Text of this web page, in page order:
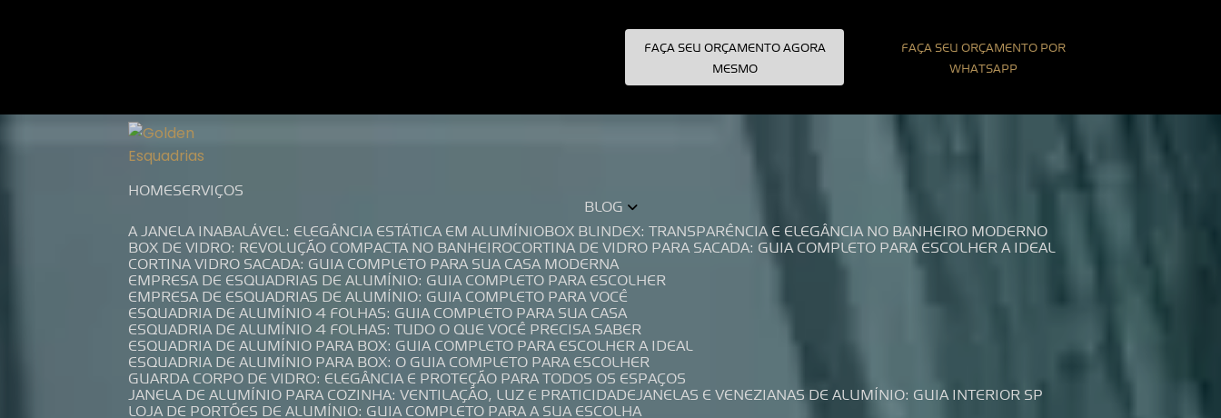
FAÇA SEU ORÇAMENTO AGORA
MESMO
FAÇA SEU ORÇAMENTO POR
WHATSAPP
HOME SERVIÇOS
BLOG
A JANELA INABALÁVEL: ELEGÂNCIA ESTÁTICA EM ALUMÍNIO BOX BLINDEX: TRANSPARÊNCIA E ELEGÂNCIA NO BANHEIRO MODERNO
BOX DE VIDRO: REVOLUÇÃO COMPACTA NO BANHEIRO CORTINA DE VIDRO PARA SACADA: GUIA COMPLETO PARA ESCOLHER A IDEAL
CORTINA VIDRO SACADA: GUIA COMPLETO PARA SUA CASA MODERNA
EMPRESA DE ESQUADRIAS DE ALUMÍNIO: GUIA COMPLETO PARA ESCOLHER
EMPRESA DE ESQUADRIAS DE ALUMÍNIO: GUIA COMPLETO PARA VOCÊ
ESQUADRIA DE ALUMÍNIO 4 FOLHAS: GUIA COMPLETO PARA SUA CASA
ESQUADRIA DE ALUMÍNIO 4 FOLHAS: TUDO O QUE VOCÊ PRECISA SABER
ESQUADRIA DE ALUMÍNIO PARA BOX: GUIA COMPLETO PARA ESCOLHER A IDEAL
ESQUADRIA DE ALUMÍNIO PARA BOX: O GUIA COMPLETO PARA ESCOLHER
GUARDA CORPO DE VIDRO: ELEGÂNCIA E PROTEÇÃO PARA TODOS OS ESPAÇOS
JANELA DE ALUMÍNIO PARA COZINHA: VENTILAÇÃO, LUZ E PRATICIDADE JANELAS E VENEZIANAS DE ALUMÍNIO: GUIA INTERIOR SP
LOJA DE PORTÕES DE ALUMÍNIO: GUIA COMPLETO PARA A SUA ESCOLHA